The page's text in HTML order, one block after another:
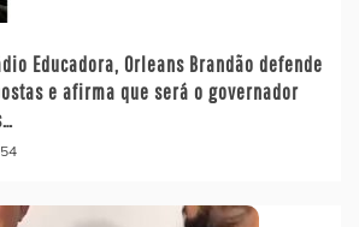
Educadora, Orleans Brandão defende
e afirma que será o governador